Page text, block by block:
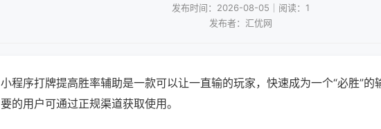
发布时间：2026-08-05｜阅读：1
发布者：汇优网
小程序打牌提高胜率辅助是一款可以让一直输的玩家，快速成为一个“必胜”的
要的用户可通过正规渠道获取使用。